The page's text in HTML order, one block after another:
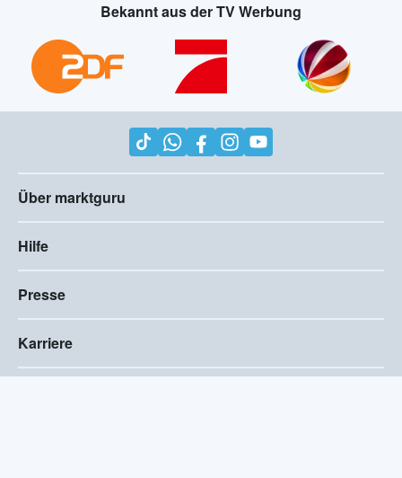
Bekannt aus der TV Werbung
Über marktguru
Hilfe
Presse
Karriere